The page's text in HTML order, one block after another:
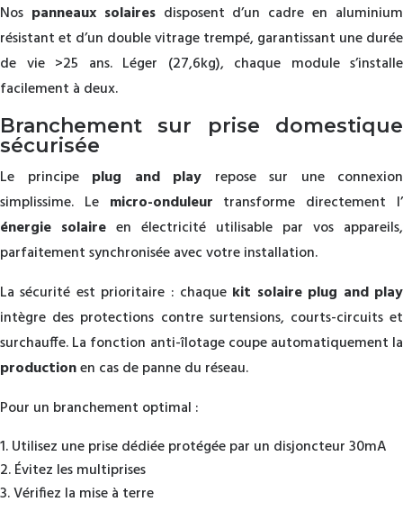
Nos panneaux solairesdisposent d’un cadre en aluminium
résistant et d’un double vitrage trempé, garantissant une durée
de vie >25 ans. Léger (27,6kg), chaque module s’installe
facilement à deux.
Branchement sur prise domestique
sécurisée
Le principe plug and play repose sur une connexion
simplissime. Le micro-onduleur transforme directement l’
énergie solaire en électricité utilisable par vos appareils,
parfaitement synchronisée avec votre installation.
La sécurité est prioritaire : chaque kit solaire plug and play
intègre des protections contre surtensions, courts-circuits et
surchauffe. La fonction anti-îlotage coupe automatiquement la
productionen cas de panne du réseau.
Pour un branchement optimal :
Utilisez une prise dédiée protégée par un disjoncteur 30mA
Évitez les multiprises
Vérifiez la mise à terre